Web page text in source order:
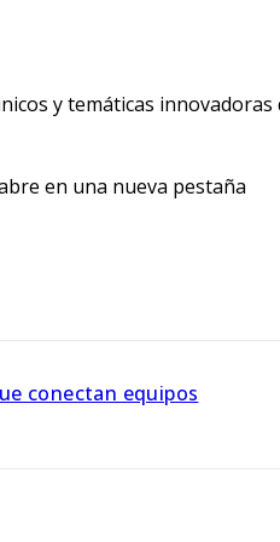
y temáticas
en una nueva pestaña
conectan equipos